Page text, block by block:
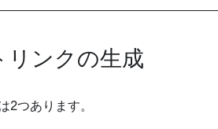
リンクの生成
2つあります。